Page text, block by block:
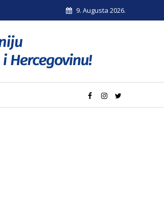
9. Augusta 2026.